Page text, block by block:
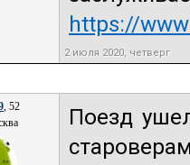
https://
2 июля 2020, четверг
, 52
Поезд